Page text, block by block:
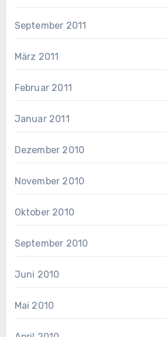
September 2011
März 2011
Februar 2011
Januar 2011
Dezember 2010
November 2010
Oktober 2010
September 2010
Juni 2010
Mai 2010